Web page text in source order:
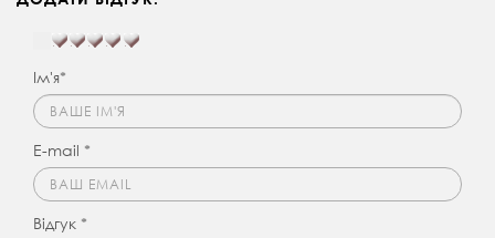
Ім'я*
E-mail *
Відгук *